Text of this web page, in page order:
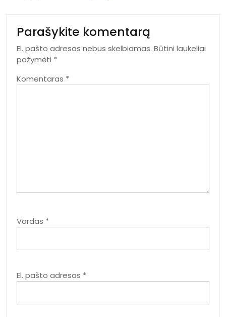
Parašykite komentarą
El. pašto adresas nebus skelbiamas. Būtini laukeliai
pažymėti *
Komentaras *
Vardas *
El. pašto adresas *